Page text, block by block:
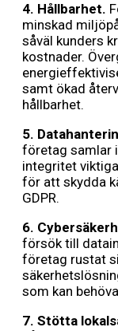
4. Hållbarhet.
minskad
såväl kunders
kostnader.
samt ökad
hållbarhet.
5.
företag samlar
integritet
för att skydda
GDPR.
6.
försök till
företag rustat
som kan
7. Stötta